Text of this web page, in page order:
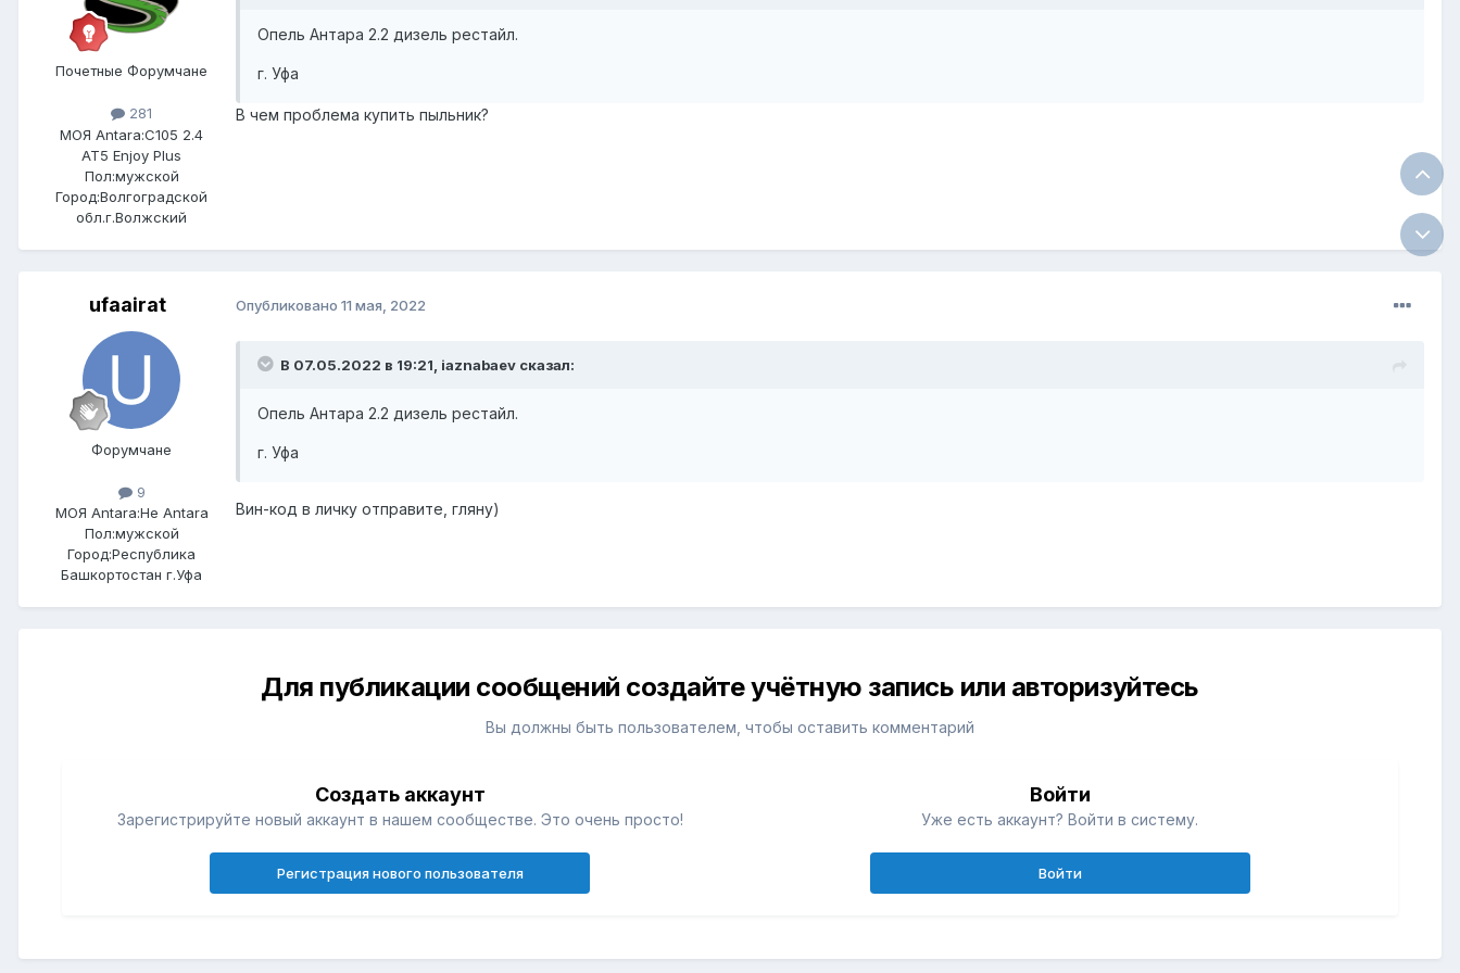
Почетные Форумчане
281
МОЯ Antara:C105 2.4
AT5 Enjoy Plus
Пол:мужской
Город:Волгоградской
обл.г.Волжский
Опель Антара 2.2 дизель рестайл.
г. Уфа
В чем проблема купить пыльник?
ufaairat
Форумчане
9
МОЯ Antara:Не Antara
Пол:мужской
Город:Республика
Башкортостан г.Уфа
Опубликовано 11 мая, 2022
В 07.05.2022 в 19:21, iaznabaev сказал:
Опель Антара 2.2 дизель рестайл.
г. Уфа
Вин-код в личку отправите, гляну)
Для публикации сообщений создайте учётную запись или авторизуйтесь
Вы должны быть пользователем, чтобы оставить комментарий
Создать аккаунт
Зарегистрируйте новый аккаунт в нашем сообществе. Это очень просто!
Регистрация нового пользователя
Войти
Уже есть аккаунт? Войти в систему.
Войти